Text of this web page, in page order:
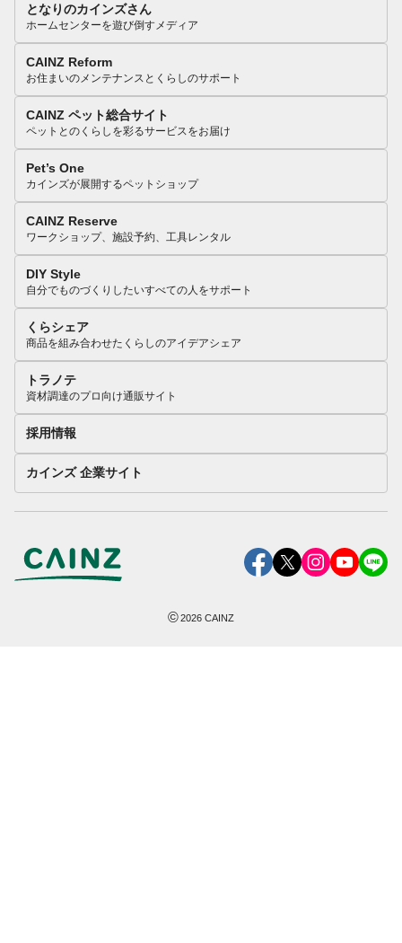
となりのカインズさん
ホームセンターを遊び倒すメディア
CAINZ Reform
お住まいのメンテナンスとくらしのサポート
CAINZ ペット総合サイト
ペットとのくらしを彩るサービスをお届け
Pet’s One
カインズが展開するペットショップ
CAINZ Reserve
ワークショップ、施設予約、工具レンタル
DIY Style
自分でものづくりしたいすべての人をサポート
くらシェア
商品を組み合わせたくらしのアイデアシェア
トラノテ
資材調達のプロ向け通販サイト
採用情報
カインズ 企業サイト
©2026 CAINZ